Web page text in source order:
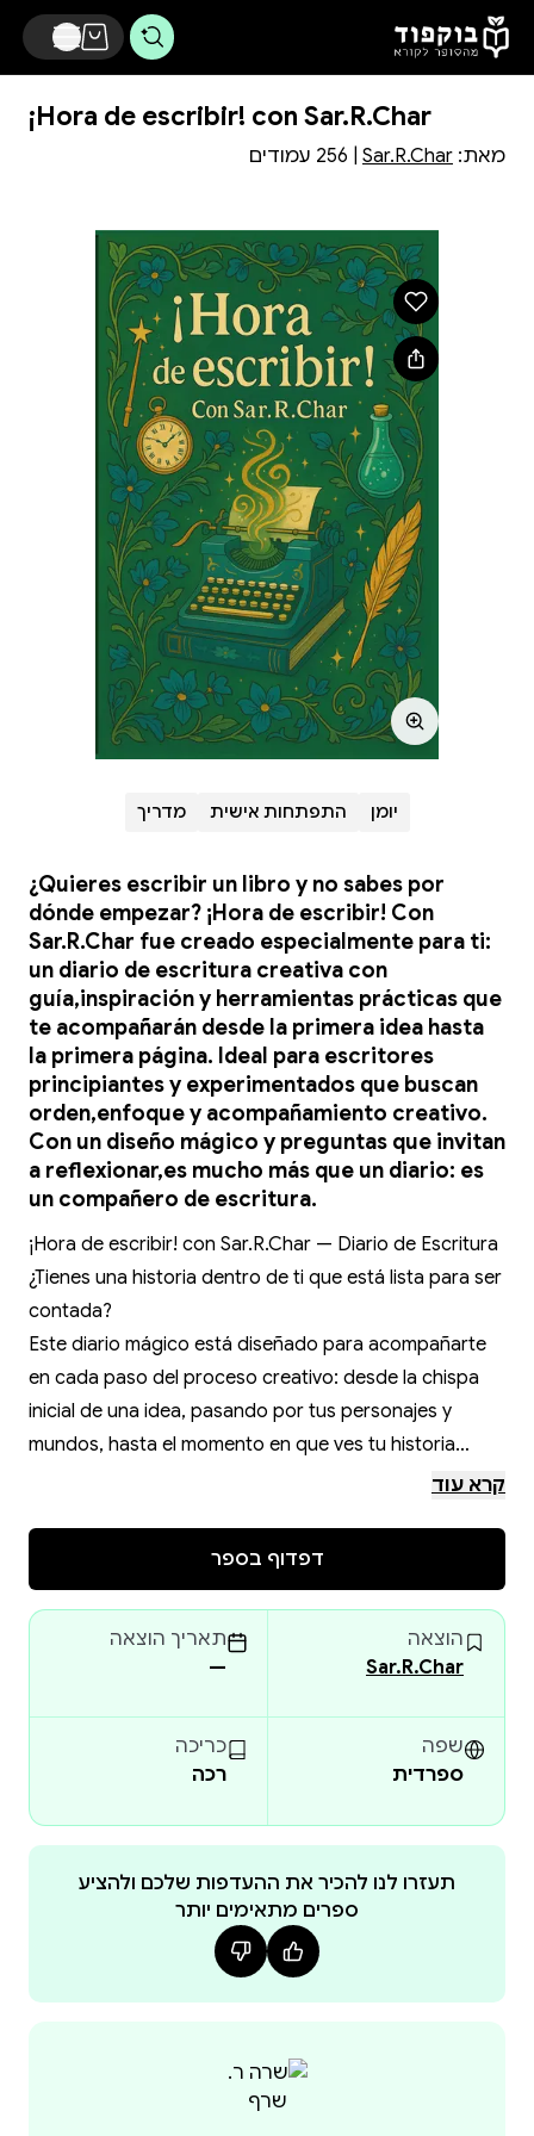
דלג לתוכן הראשי
¡Hora de escribir! con Sar.R.Char
מאת: Sar.R.Char
יומן התפתחות אישית מדריך
¿Quieres escribir un libro y no sabes por
dónde empezar? ¡Hora de escribir! Con
Sar.R.Char fue creado especialmente para ti:
un diario de escritura creativa con
guía,inspiración y herramientas prácticas que
te acompañarán desde la primera idea hasta
la primera página. Ideal para escritores
principiantes y experimentados que buscan
orden,enfoque y acompañamiento creativo.
Con un diseño mágico y preguntas que invitan
a reflexionar,es mucho más que un diario: es
un compañero de escritura.
¡Hora de escribir! con Sar.R.Char — Diario de Escritura
¿Tienes una historia dentro de ti que está lista para ser
contada?
Este diario mágico está diseñado para acompañarte
en cada paso del proceso creativo: desde la chispa
inicial de una idea, pasando por tus personajes y
mundos, hasta el momento en que ves tu historia
Fichas completas para crear personajes inolvidables.
30 espacios para resumir capítulos.
Notas personales, frases favoritas y más.
Creado para quienes habitan entre ideas, historias y
personajes, y buscan una herramienta que los
acompañe y motive cada día. Este diario no solo te
organiza: te inspira.
Ideal para escritores de fantasía, distopía, thriller y
quienes están por escribir su primera (o décima)
¿Estás listo? Empecemos.
קרא עוד
דפדוף בספר
הוצאה
Sar.R.Char
תאריך הוצאה
—
שפה
ספרדית
כריכה
רכה
תעזרו לנו להכיר את ההעדפות שלכם ולהציע
ספרים מתאימים יותר